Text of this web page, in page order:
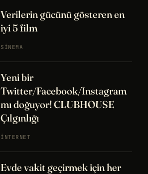
Verilerin gücünü gösteren en
iyi 5 film
SINEMA
Yeni bir
Twitter/Facebook/Instagram
mı doğuyor! CLUBHOUSE
Çılgınlığı
İNTERNET
Evde vakit geçirmek için her